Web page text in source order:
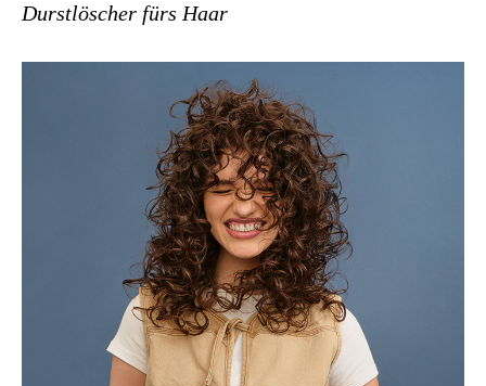
Durstlöscher fürs Haar